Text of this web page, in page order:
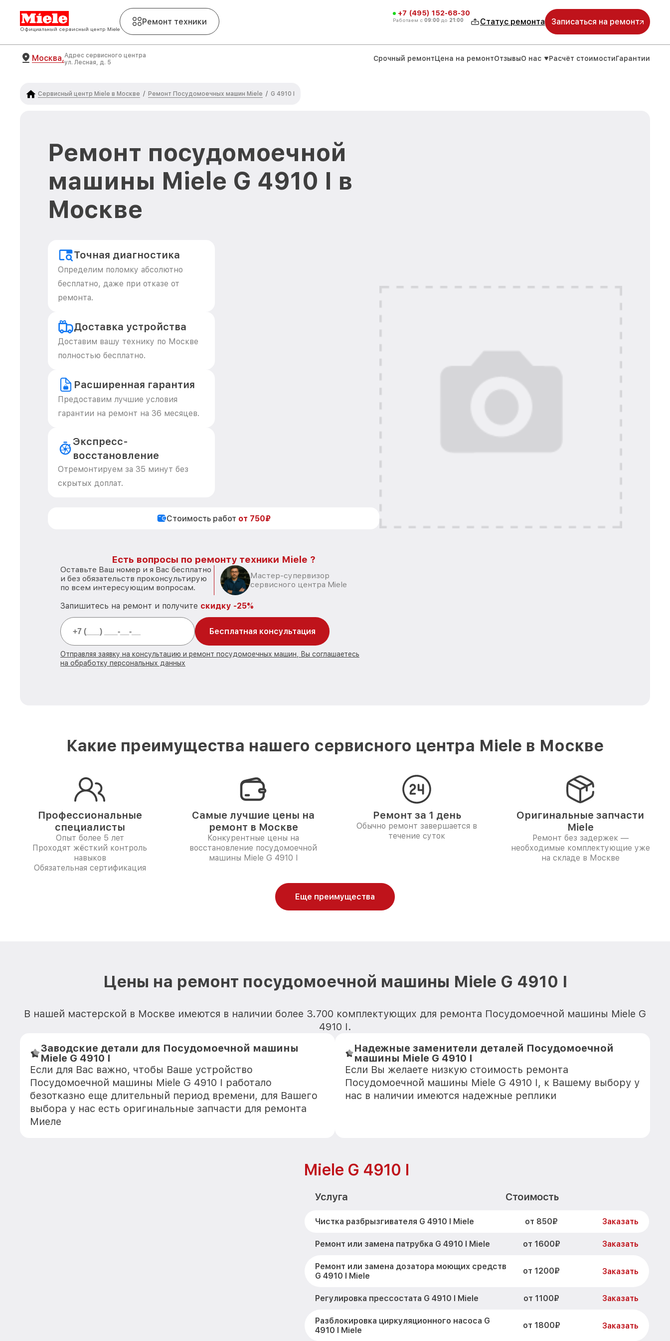
Официальный сервисный центр Miele
Ремонт техники
+7 (495) 152-68-30
Работаем с 09:00 до 21:00 Статус ремонта Записаться на ремонт
Москва,Адрес сервисного центра
ул. Лесная, д. 5
Срочный ремонтЦена на ремонтОтзывыО нас Расчёт стоимостиГарантии
Сервисный центр Miele в Москве / Ремонт Посудомоечных машин Miele / G 4910 I
Ремонт посудомоечной
машины Miele G 4910 I в
Москве
Точная диагностика
Определим поломку абсолютно
бесплатно, даже при отказе от
ремонта.
Доставка устройства
Доставим вашу технику по Москве
полностью бесплатно.
Расширенная гарантия
Предоставим лучшие условия
гарантии на ремонт на 36 месяцев.
Экспресс-
восстановление
Отремонтируем за 35 минут без
скрытых доплат.
Стоимость работ от 750₽
Есть вопросы по ремонту техники Miele ?
Оставьте Ваш номер и я Вас бесплатно
и без обязательств проконсультирую
по всем интересующим вопросам.
Мастер-супервизор
сервисного центра Miele
Запишитесь на ремонт и получите скидку -25%
Бесплатная консультация
Отправляя заявку на консультацию и ремонт посудомоечных машин, Вы соглашаетесь
на обработку персональных данных
Какие преимущества нашего сервисного центра Miele в Москве
Профессиональные
специалисты
Опыт более 5 лет
Проходят жёсткий контроль
навыков
Обязательная сертификация
Самые лучшие цены на
ремонт в Москве
Конкурентные цены на
восстановление посудомоечной
машины Miele G 4910 I
Ремонт за 1 день
Обычно ремонт завершается в
течение суток
Оригинальные запчасти
Miele
Ремонт без задержек —
необходимые комплектующие уже
на складе в Москве
Еще преимущества
Цены на ремонт посудомоечной машины Miele G 4910 I
В нашей мастерской в Москве имеются в наличии более 3.700 комплектующих для ремонта Посудомоечной машины Miele G
4910 I.
Заводские детали для Посудомоечной машины
Miele G 4910 I
Если для Вас важно, чтобы Ваше устройство
Посудомоечной машины Miele G 4910 I работало
безотказно еще длительный период времени, для Вашего
выбора у нас есть оригинальные запчасти для ремонта
Миеле
Надежные заменители деталей Посудомоечной
машины Miele G 4910 I
Если Вы желаете низкую стоимость ремонта
Посудомоечной машины Miele G 4910 I, к Вашему выбору у
нас в наличии имеются надежные реплики
Miele G 4910 I
Услуга Стоимость
Чистка разбрызгивателя G 4910 I Miele от 850₽ Заказать
Ремонт или замена патрубка G 4910 I Miele от 1600₽ Заказать
Ремонт или замена дозатора моющих средств
G 4910 I Miele
от 1200₽ Заказать
Регулировка прессостата G 4910 I Miele от 1100₽ Заказать
Разблокировка циркуляционного насоса G
4910 I Miele
от 1800₽ Заказать